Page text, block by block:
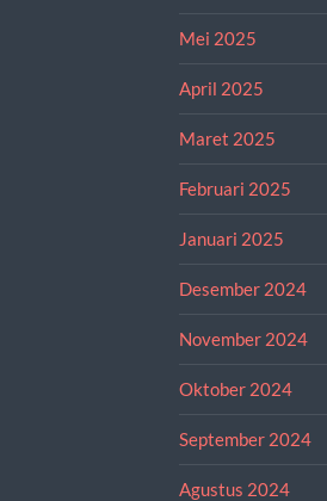
Mei 2025
April 2025
Maret 2025
Februari 2025
Januari 2025
Desember 2024
November 2024
Oktober 2024
September 2024
Agustus 2024